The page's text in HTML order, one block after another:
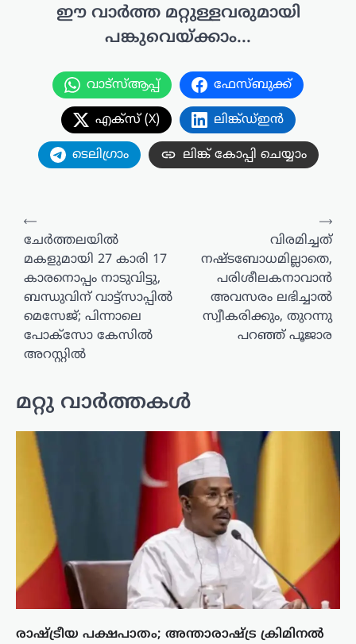
ഈ വാർത്ത മറ്റുള്ളവരുമായി
പങ്കുവെയ്ക്കാം...
വാട്സ്ആപ്പ് ഫേസ്ബുക്ക്
എക്സ് (X) ലിങ്ക്ഡ്ഇൻ
ടെലിഗ്രാം ലിങ്ക് കോപ്പി ചെയ്യാം
പോസ്റ്റുകളിലൂടെ
⟵
ചേർത്തലയിൽ
മകളുമായി 27 കാരി 17
കാരനൊപ്പം നാടുവിട്ടു,
ബന്ധുവിന് വാട്ട്സാപ്പിൽ
മെസേജ്; പിന്നാലെ
പോക്സോ കേസിൽ
അറസ്റ്റിൽ
വിരമിച്ചത്
നഷ്ടബോധമില്ലാതെ,
പരിശീലകനാവാന്‍
അവസരം ലഭിച്ചാല്‍
സ്വീകരിക്കും, തുറന്നു
പറഞ്ഞ് പൂജാര
⟶
മറ്റു വാർത്തകൾ
രാഷ്ട്രീയ പക്ഷപാതം; അന്താരാഷ്ട്ര ക്രിമിനൽ